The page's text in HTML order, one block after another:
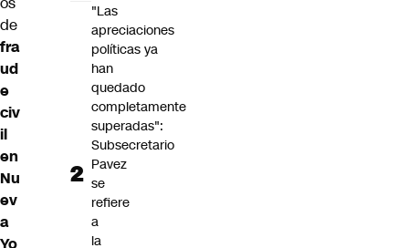
de
fra
ud
e
civ
il
en
Nu
ev
a
Yo
"Las
apreciaciones
políticas ya
han
quedado
completamente
superadas":
Subsecretario
Pavez
se
refiere
a
la